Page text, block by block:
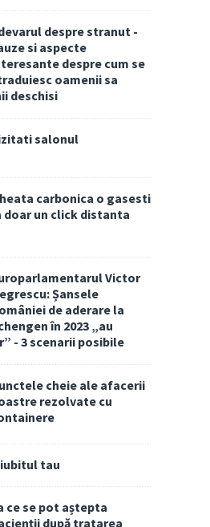
despre stranut -
si aspecte
despre cum se
oamenii sa
deschisi
salonul
carbonica o gasesti
doar un click distanta
Victor
Șansele
de aderare la
în 2023 „au
- 3 scenarii posibile
cheie ale afacerii
rezolvate cu
tau
ce se pot aștepta
după tratarea